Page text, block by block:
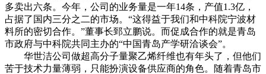
多卖出六条。今年，公司的业务量是一年14条，产值1.3亿，
占据了国内三分之二的市场。“这得益于我们和中科院宁波材
料所的密切合作。”董事长郅立鹏说。而促成合作的就是青岛
市政府与中科院共同主办的“中国青岛产学研洽谈会”。
华世洁公司做超高分子量聚乙烯纤维也有年头了，但他们
苦于技术力量薄弱，只能扮演设备供应商的角色。随着青岛市